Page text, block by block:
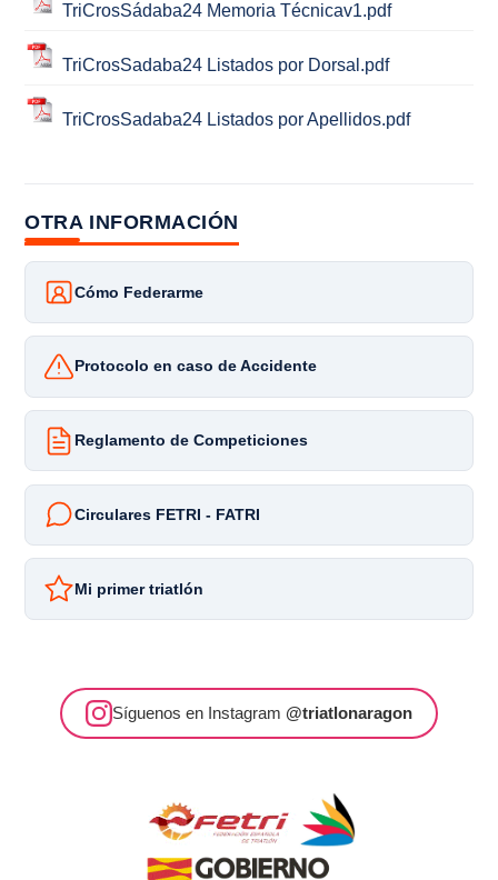
TriCrosSádaba24 Memoria Técnicav1.pdf
TriCrosSadaba24 Listados por Dorsal.pdf
TriCrosSadaba24 Listados por Apellidos.pdf
OTRA INFORMACIÓN
Cómo Federarme
Protocolo en caso de Accidente
Reglamento de Competiciones
Circulares FETRI - FATRI
Mi primer triatlón
Síguenos en Instagram @triatlonaragon